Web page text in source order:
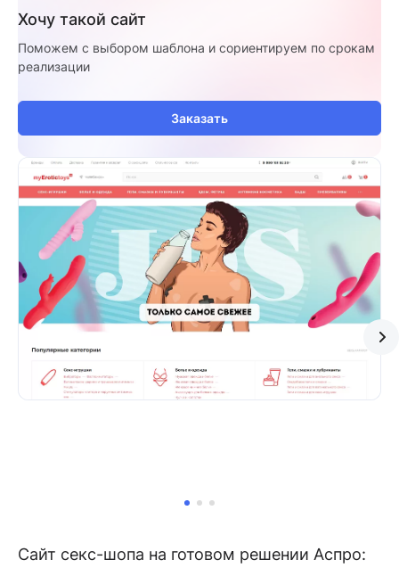
Сайт секс-шопа на готовом решении Аспро:
Хочу такой сайт
Поможем с выбором шаблона и сориентируем по срокам
реализации
Заказать